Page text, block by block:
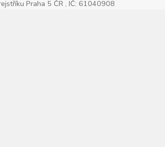
Praha 5 ČR , IČ: 61040908